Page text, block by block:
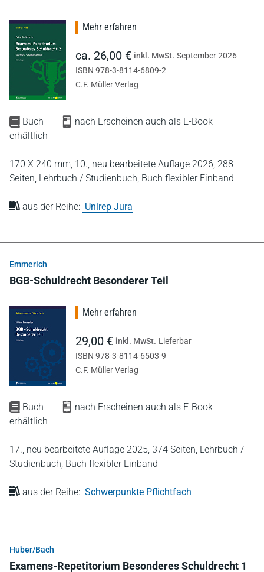
Buch
nach Erscheinen auch als E-Book
erhältlich
170 X 240 mm, 10., neu bearbeitete Auflage 2026, 288
Seiten, Lehrbuch / Studienbuch, Buch flexibler Einband
aus der Reihe: Unirep Jura
Mehr erfahren
ca. 26,00 € inkl. MwSt. September 2026
ISBN 978-3-8114-6809-2
C.F. Müller Verlag
Emmerich
BGB-Schuldrecht Besonderer Teil
Buch
nach Erscheinen auch als E-Book
erhältlich
17., neu bearbeitete Auflage 2025, 374 Seiten, Lehrbuch /
Studienbuch, Buch flexibler Einband
aus der Reihe: Schwerpunkte Pflichtfach
Mehr erfahren
29,00 € inkl. MwSt. Lieferbar
ISBN 978-3-8114-6503-9
C.F. Müller Verlag
Huber/Bach
Examens-Repetitorium Besonderes Schuldrecht 1